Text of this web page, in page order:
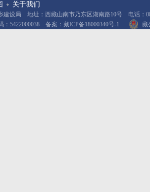
关于我们
建设局 地址：西藏山南市乃东区湖南路10号 电话：
5422000038 备案： 藏ICP备18000340号-1 藏